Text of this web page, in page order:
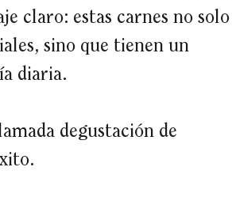
claro: estas carnes no solo
sino que tienen un
diaria.
degustación de